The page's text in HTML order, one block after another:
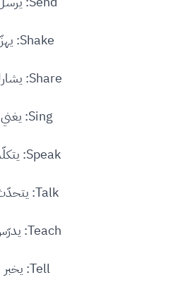
Shake: يهزّ
Share: يشارك
Sing: يغني
Speak: يتكلّم
Talk: يتحدّث
Teach: يدرّس
Tell: يخبر